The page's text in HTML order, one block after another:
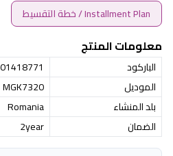
Installment Plan / خطة التقسيط
معلومات المنتج
الباركود
الموديل
MGK7320
بلد المنشاء
Romania
الضمان
2year